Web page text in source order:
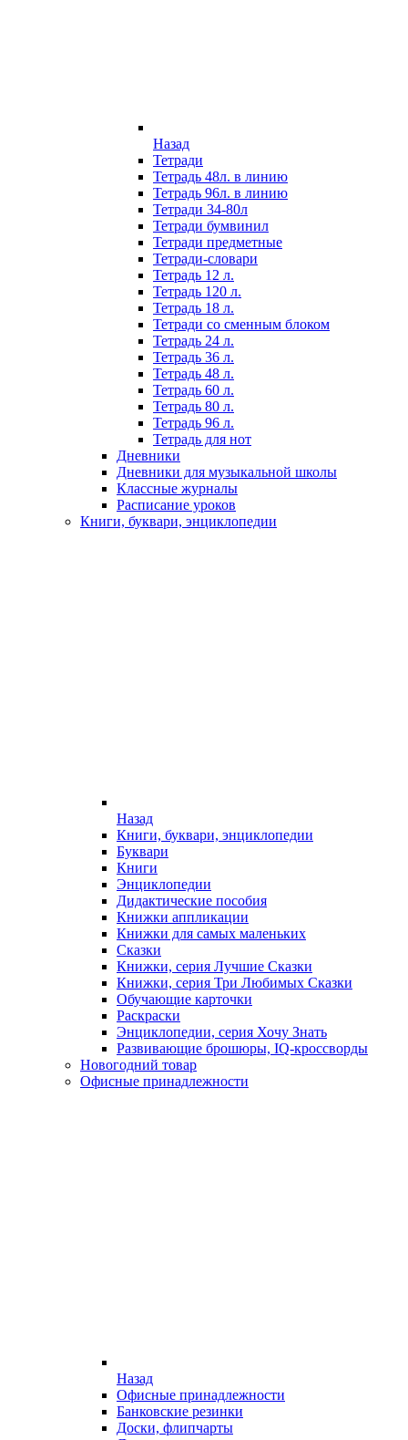
Назад
Тетради
Тетрадь 48л. в линию
Тетрадь 96л. в линию
Тетради 34-80л
Тетради бумвинил
Тетради предметные
Тетради-словари
Тетрадь 12 л.
Тетрадь 120 л.
Тетрадь 18 л.
Тетради со сменным блоком
Тетрадь 24 л.
Тетрадь 36 л.
Тетрадь 48 л.
Тетрадь 60 л.
Тетрадь 80 л.
Тетрадь 96 л.
Тетрадь для нот
Дневники
Дневники для музыкальной школы
Классные журналы
Расписание уроков
Книги, буквари, энциклопедии
Назад
Книги, буквари, энциклопедии
Буквари
Книги
Энциклопедии
Дидактические пособия
Книжки аппликации
Книжки для самых маленьких
Сказки
Книжки, серия Лучшие Сказки
Книжки, серия Три Любимых Сказки
Обучающие карточки
Раскраски
Энциклопедии, серия Хочу Знать
Развивающие брошюры, IQ-кроссворды
Новогодний товар
Офисные принадлежности
Назад
Офисные принадлежности
Банковские резинки
Доски, флипчарты